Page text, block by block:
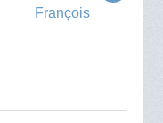
François